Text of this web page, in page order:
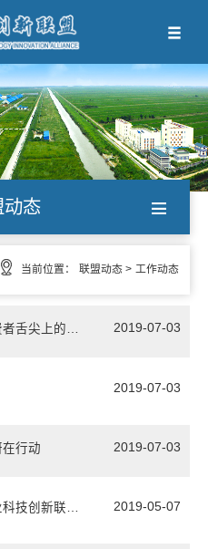
动态
当前位置： 联盟动态 > 工作动态
创新食品安全战略，保障消费者舌尖上的安全 2019-07-03
2019-07-03
行动 2019-07-03
2019-05-07